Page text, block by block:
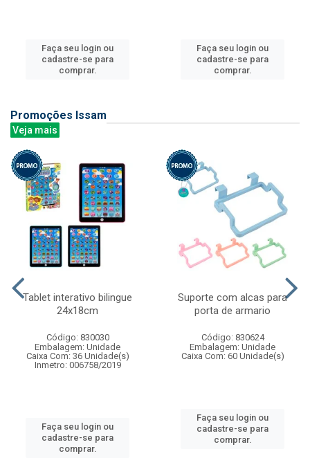
Faça seu login ou
cadastre-se para
comprar.
Faça seu login ou
cadastre-se para
comprar.
Promoções Issam
Veja mais
Tablet interativo bilingue
24x18cm
Código: 830030
Embalagem: Unidade
Caixa Com: 36 Unidade(s)
Inmetro: 006758/2019
Faça seu login ou
cadastre-se para
comprar.
Suporte com alcas para
porta de armario
Código: 830624
Embalagem: Unidade
Caixa Com: 60 Unidade(s)
Faça seu login ou
cadastre-se para
comprar.